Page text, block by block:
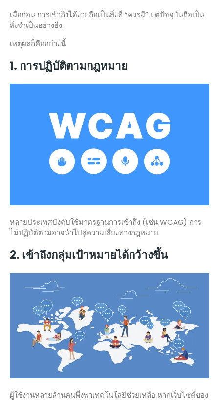
เมื่อก่อน การเข้าถึงได้ง่ายถือเป็นสิ่งที่ “ควรมี” แต่ปัจจุบันถือเป็น
สิ่งจำเป็นอย่างยิ่ง.
เหตุผลก็คืออย่างนี้:
1. การปฏิบัติตามกฎหมาย
หลายประเทศบังคับใช้มาตรฐานการเข้าถึง (เช่น WCAG) การ
ไม่ปฏิบัติตามอาจนำไปสู่ความเสี่ยงทางกฎหมาย.
2. เข้าถึงกลุ่มเป้าหมายได้กว้างขึ้น
ผู้ใช้งานหลายล้านคนพึ่งพาเทคโนโลยีช่วยเหลือ หากเว็บไซต์ของ